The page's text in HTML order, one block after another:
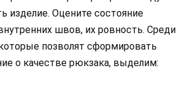
изделие. Оцените состояние
швов, их ровность. Среди
позволят сформировать
о качестве рюкзака, выделим: